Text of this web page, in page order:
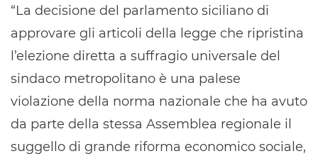
“La decisione del parlamento siciliano di
approvare gli articoli della legge che ripristina
l’elezione diretta a suffragio universale del
sindaco metropolitano è una palese
violazione della norma nazionale che ha avuto
da parte della stessa Assemblea regionale il
suggello di grande riforma economico sociale,